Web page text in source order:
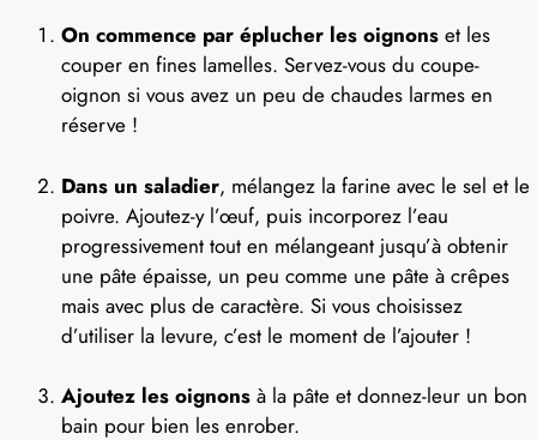
On commence par éplucher les oignons et les
couper en fines lamelles. Servez-vous du coupe-
oignon si vous avez un peu de chaudes larmes en
réserve !
Dans un saladier, mélangez la farine avec le sel et le
poivre. Ajoutez-y l’œuf, puis incorporez l’eau
progressivement tout en mélangeant jusqu’à obtenir
une pâte épaisse, un peu comme une pâte à crêpes
mais avec plus de caractère. Si vous choisissez
d’utiliser la levure, c’est le moment de l’ajouter !
Ajoutez les oignons à la pâte et donnez-leur un bon
bain pour bien les enrober.